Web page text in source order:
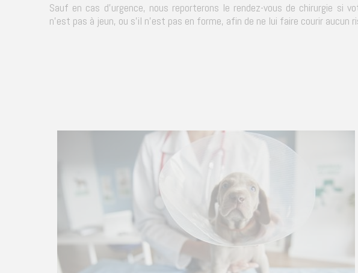
Sauf en cas d'urgence, nous reporterons le rendez-vous de chirurgie si
n'est pas à jeun, ou s'il n'est pas en forme, afin de ne lui faire courir aucun